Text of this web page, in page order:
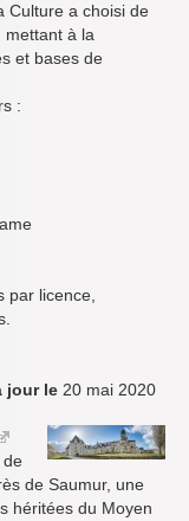
Culture a choisi de
mettant à la
et bases de
:
par licence,
jour le 20 mai 2020
de
de Saumur, une
héritées du Moyen